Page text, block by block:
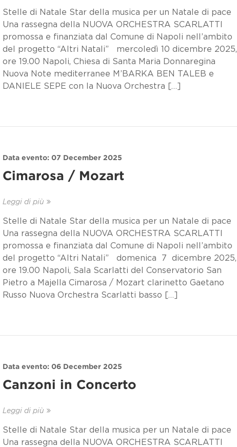
Stelle di Natale Star della musica per un Natale di pace
Una rassegna della NUOVA ORCHESTRA SCARLATTI
promossa e finanziata dal Comune di Napoli nell’ambito
del progetto “Altri Natali” mercoledì 10 dicembre 2025,
ore 19.00 Napoli, Chiesa di Santa Maria Donnaregina
Nuova Note mediterranee M’BARKA BEN TALEB e
DANIELE SEPE con la Nuova Orchestra […]
Data evento: 07 December 2025
Cimarosa / Mozart
Leggi di più
Stelle di Natale Star della musica per un Natale di pace
Una rassegna della NUOVA ORCHESTRA SCARLATTI
promossa e finanziata dal Comune di Napoli nell’ambito
del progetto “Altri Natali” domenica 7 dicembre 2025,
ore 19.00 Napoli, Sala Scarlatti del Conservatorio San
Pietro a Majella Cimarosa / Mozart clarinetto Gaetano
Russo Nuova Orchestra Scarlatti basso […]
Data evento: 06 December 2025
Canzoni in Concerto
Leggi di più
Stelle di Natale Star della musica per un Natale di pace
Una rassegna della NUOVA ORCHESTRA SCARLATTI